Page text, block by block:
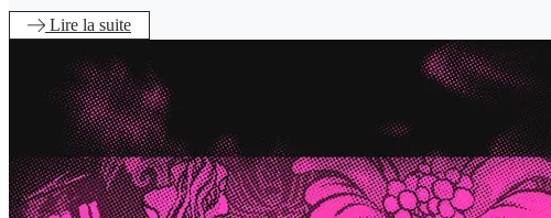
Lire la suite